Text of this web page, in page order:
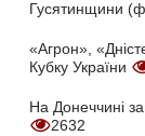
Гусятинщини
«Агрон»,
Кубку України
На Донеччині
2632